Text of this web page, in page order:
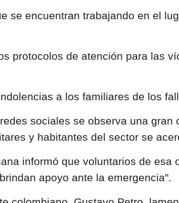
se encuentran trabajando en el
protocolos de atención para las
a los familiares de los
sociales se observa una
y habitantes del sector se
informó que voluntarios de
apoyo ante la emergencia".